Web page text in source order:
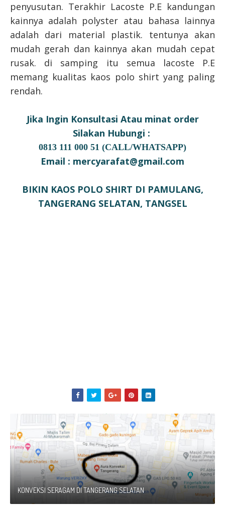
penyusutan. Terakhir Lacoste P.E kandungan
kainnya adalah polyster atau bahasa lainnya
adalah dari material plastik. tentunya akan
mudah gerah dan kainnya akan mudah cepat
rusak. di samping itu semua lacoste P.E
memang kualitas kaos polo shirt yang paling
rendah.
Jika Ingin Konsultasi Atau minat order
Silakan Hubungi :
0813 111 000 51 (CALL/WHATSAPP)
Email : mercyarafat@gmail.com
BIKIN KAOS POLO SHIRT DI PAMULANG,
TANGERANG SELATAN, TANGSEL
KONVEKSI SERAGAM DI TANGERANG SELATAN